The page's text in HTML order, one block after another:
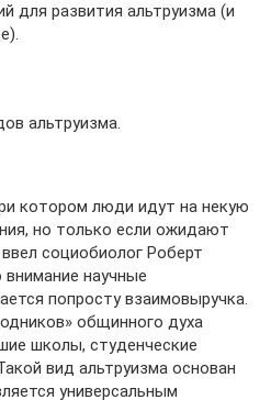
для развития альтруизма (и
альтруизма.
котором люди идут на некую
но только если ожидают
социобиолог Роберт
внимание научные
попросту взаимовыручка.
общинного духа
школы, студенческие
вид альтруизма основан
универсальным